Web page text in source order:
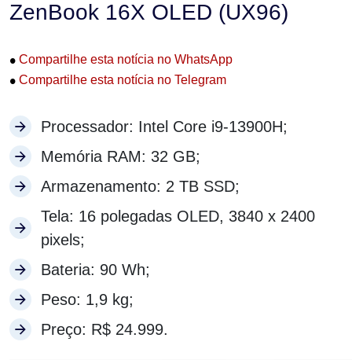
ZenBook 16X OLED (UX96)
• Compartilhe esta notícia no WhatsApp
• Compartilhe esta notícia no Telegram
Processador: Intel Core i9-13900H;
Memória RAM: 32 GB;
Armazenamento: 2 TB SSD;
Tela: 16 polegadas OLED, 3840 x 2400
pixels;
Bateria: 90 Wh;
Peso: 1,9 kg;
Preço: R$ 24.999.